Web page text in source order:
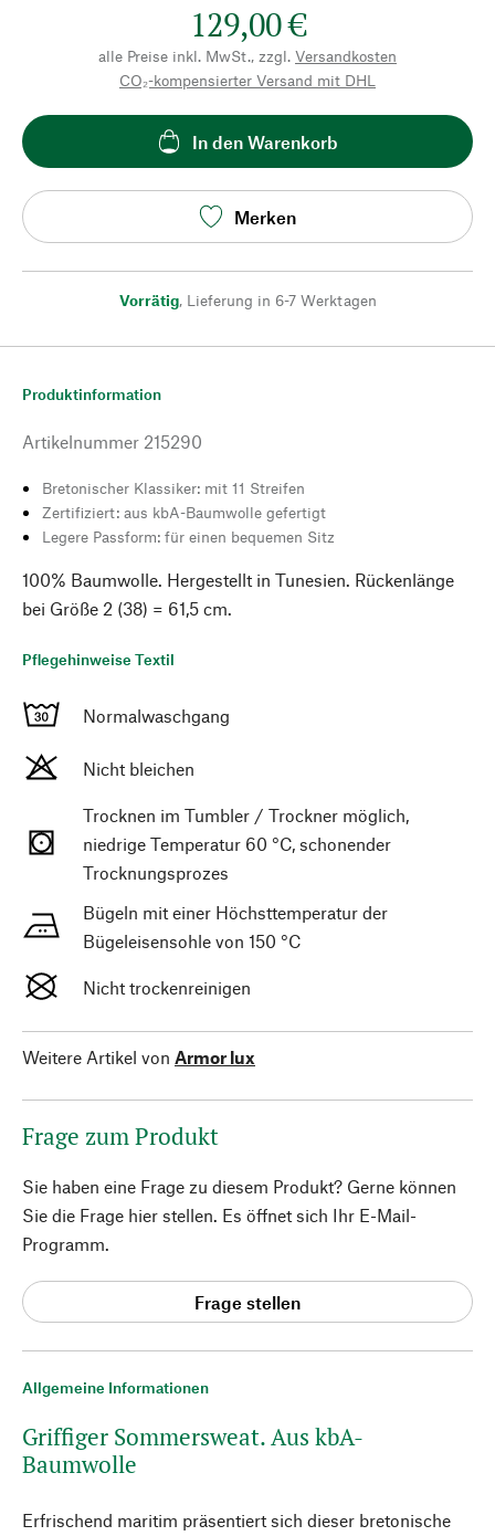
129,00 €
alle Preise inkl. MwSt., zzgl. Versandkosten
CO₂-kompensierter Versand mit DHL
In den Warenkorb
Merken
Vorrätig, Lieferung in 6-7 Werktagen
Allgemeine Informationen
Griffiger Sommersweat. Aus kbA-
Baumwolle
Erfrischend maritim präsentiert sich dieser bretonische
Produktinformation
Artikelnummer 215290
Bretonischer Klassiker: mit 11 Streifen
Zertifiziert: aus kbA-Baumwolle gefertigt
Legere Passform: für einen bequemen Sitz
100% Baumwolle. Hergestellt in Tunesien. Rückenlänge
bei Größe 2 (38) = 61,5 cm.
Pflegehinweise Textil
Normalwaschgang
Nicht bleichen
Trocknen im Tumbler / Trockner möglich,
niedrige Temperatur 60 °C, schonender
Trocknungsprozes
Bügeln mit einer Höchsttemperatur der
Bügeleisensohle von 150 °C
Nicht trockenreinigen
Weitere Artikel von Armor lux
Frage zum Produkt
Sie haben eine Frage zu diesem Produkt? Gerne können
Sie die Frage hier stellen. Es öffnet sich Ihr E-Mail-
Programm.
Frage stellen